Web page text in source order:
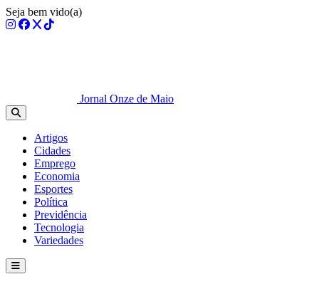
Seja bem vido(a)
Jornal Onze de Maio
Artigos
Cidades
Emprego
Economia
Esportes
Política
Previdência
Tecnologia
Variedades